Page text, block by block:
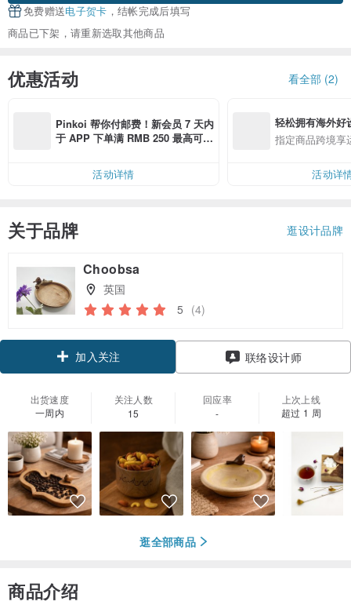
免费赠送电子贺卡 ，结帐完成后填写
商品已下架，请重新选取其他商品
优惠活动 看全部 (2)
Pinkoi 帮你付邮费！新会员 7 天内
于 APP 下单满 RMB 250 最高可折
活动详情
轻松拥有海外好
指定商品跨境享
活动详
关于品牌 逛设计品牌
Choobsa
英国
5 (4)
加入关注 联络设计师
出货速度
一周内
关注人数
15
回应率
-
上次上线
超过 1 周
逛全部商品
商品介绍